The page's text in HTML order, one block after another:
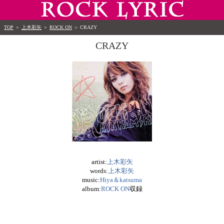
TOP ＞ 上木彩矢 ＞ ROCK ON ＞ CRAZY
CRAZY
artist:上木彩矢
words:上木彩矢
music:Hiya＆katsuma
album:ROCK ON収録